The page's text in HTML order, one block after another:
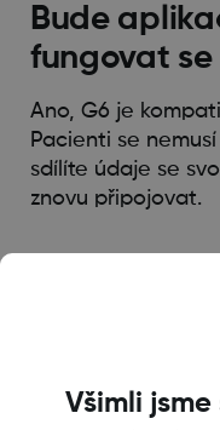
Bude
fungovat se
Ano, G6 je
Pacienti se
sdílíte údaje se
znovu připojovat.
Všimli